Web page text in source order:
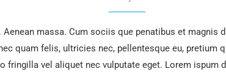
massa. Cum sociis que penatibus et magnis
quam felis, ultricies nec, pellentesque eu, pretium
fringilla vel aliquet nec vulputate eget. Lorem ispum